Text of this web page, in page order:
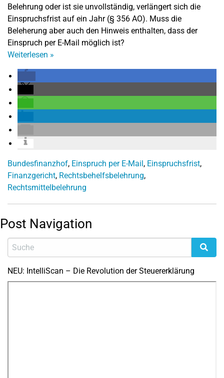
Belehrung oder ist sie unvollständig, verlängert sich die
Einspruchsfrist auf ein Jahr (§ 356 AO). Muss die
Beleherung aber auch den Hinweis enthalten, dass der
Einspruch per E-Mail möglich ist?
Weiterlesen »
Bundesfinanzhof, Einspruch per E-Mail, Einspruchsfrist,
Finanzgericht, Rechtsbehelfsbelehrung,
Rechtsmittelbelehrung
Post Navigation
NEU: IntelliScan – Die Revolution der Steuererklärung